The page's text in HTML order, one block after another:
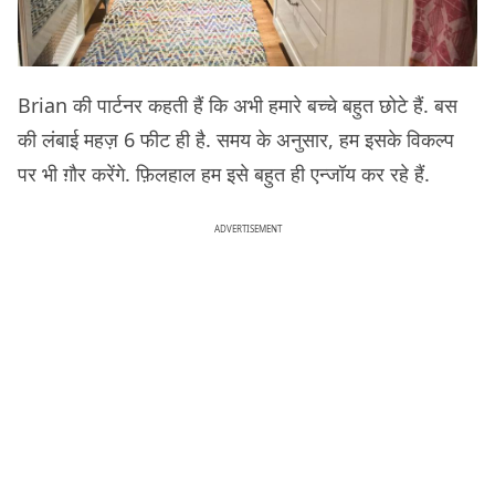
Brian की पार्टनर कहती हैं कि अभी हमारे बच्चे बहुत छोटे हैं. बस
की लंबाई महज़ 6 फीट ही है. समय के अनुसार, हम इसके विकल्प
पर भी ग़ौर करेंगे. फ़िलहाल हम इसे बहुत ही एन्जॉय कर रहे हैं.
ADVERTISEMENT